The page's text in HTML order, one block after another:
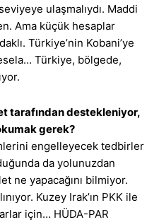
ulaşmalıydı. Maddi
Ama küçük hesaplar
Türkiye’nin Kobani’ye
Türkiye, bölgede,
tarafından destekleniyor,
gerek?
engelleyecek tedbirler
da yolunuzdan
ne yapacağını bilmiyor.
Kuzey Irak’ın PKK ile
için… HÜDA-PAR